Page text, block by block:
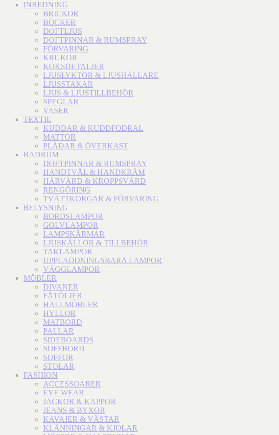
INREDNING
BRICKOR
BÖCKER
DOFTLJUS
DOFTPINNAR & RUMSPRAY
FÖRVARING
KRUKOR
KÖKSDETALJER
LJUSLYKTOR & LJUSHÅLLARE
LJUSSTAKAR
LJUS & LJUSTILLBEHÖR
SPEGLAR
VASER
TEXTIL
KUDDAR & KUDDFODRAL
MATTOR
PLÄDAR & ÖVERKAST
BADRUM
DOFTPINNAR & RUMSPRAY
HANDTVÅL & HANDKRÄM
HÅRVÅRD & KROPPSVÅRD
RENGÖRING
TVÄTTKORGAR & FÖRVARING
BELYSNING
BORDSLAMPOR
GOLVLAMPOR
LAMPSKÄRMAR
LJUSKÄLLOR & TILLBEHÖR
TAKLAMPOR
UPPLADDNINGSBARA LAMPOR
VÄGGLAMPOR
MÖBLER
DIVANER
FÅTÖLJER
HALLMÖBLER
HYLLOR
MATBORD
PALLAR
SIDEBOARDS
SOFFBORD
SOFFOR
STOLAR
FASHION
ACCESSOARER
EYE WEAR
JACKOR & KAPPOR
JEANS & BYXOR
KAVAJER & VÄSTAR
KLÄNNINGAR & KJOLAR